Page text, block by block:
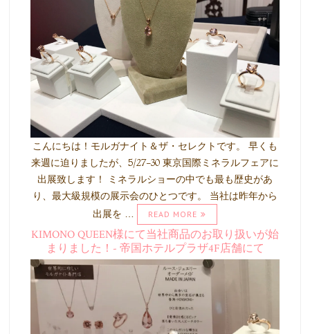
こんにちは！モルガナイト＆ザ・セレクトです。 早くも
来週に迫りましたが、5/27-30 東京国際ミネラルフェアに
出展致します！ ミネラルショーの中でも最も歴史があ
り、最大級規模の展示会のひとつです。 当社は昨年から
出展を …
READ MORE
KIMONO QUEEN様にて当社商品のお取り扱いが始
まりました！- 帝国ホテルプラザ4F店舗にて